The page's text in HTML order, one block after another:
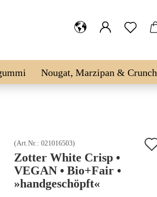
Nougat, Marzipan & Crunch
(Art.Nr.: 021016503)
Zotter White Crisp •
VEGAN • Bio+Fair •
»handgeschöpft«